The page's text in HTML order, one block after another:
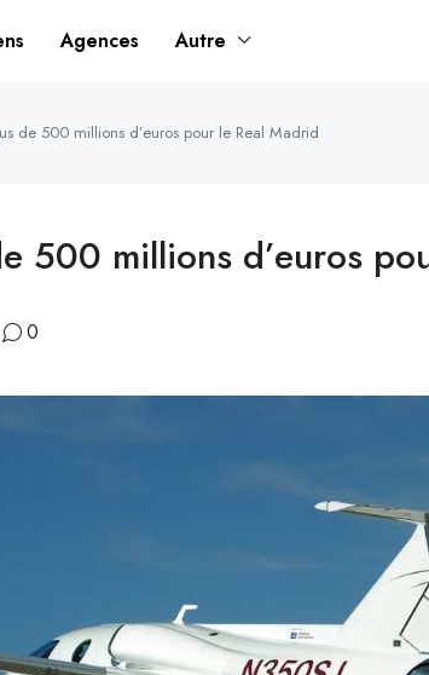
Agences Autre
de 500 millions d’euros pour le Real Madrid
500 millions d’euros
0